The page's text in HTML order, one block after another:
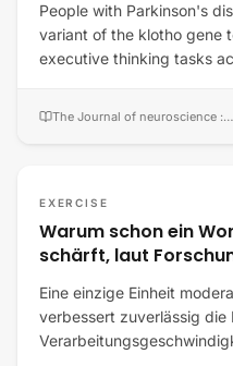
People with Parkinson's
variant of the klotho gene
executive thinking tasks
The Journal of neuroscience : the official journal of the Society for Neuroscience
EXERCISE
Warum schon ein
schärft, laut
Eine einzige Einheit
verbessert zuverlässig die